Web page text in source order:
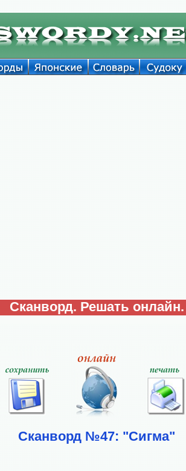
Сканворд. Решать онлайн.
Сканворд №47: "Сигма"